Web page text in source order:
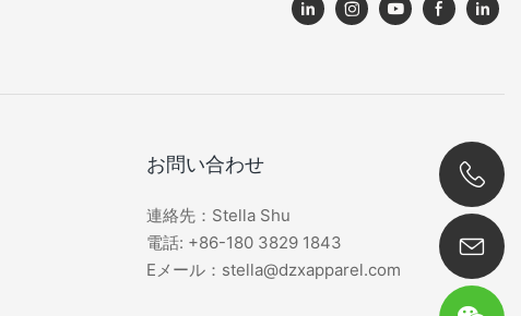
お問い合わせ
連絡先：Stella Shu
電話: +86-180 3829 1843
Eメール：stella@dzxapparel.com